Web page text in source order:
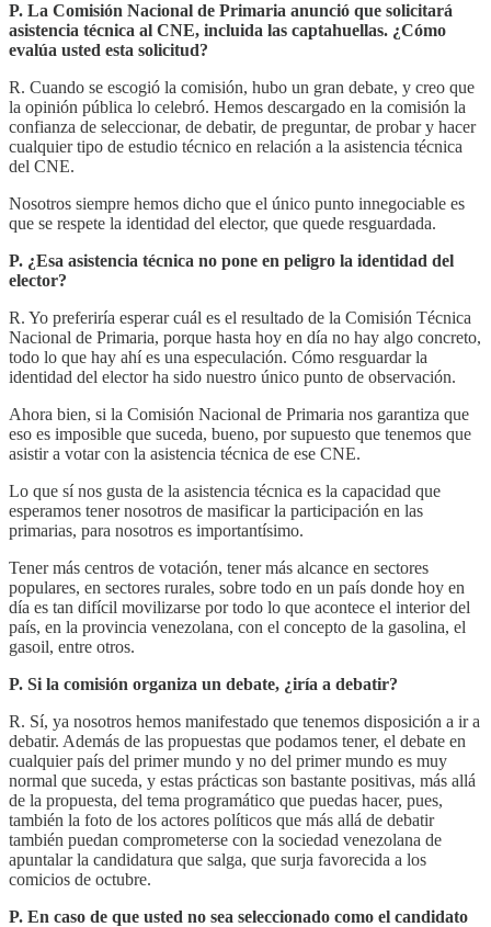
P. La Comisión Nacional de Primaria anunció que solicitará
asistencia técnica al CNE, incluida las captahuellas. ¿Cómo
evalúa usted esta solicitud?
R. Cuando se escogió la comisión, hubo un gran debate, y creo que
la opinión pública lo celebró. Hemos descargado en la comisión la
confianza de seleccionar, de debatir, de preguntar, de probar y hacer
cualquier tipo de estudio técnico en relación a la asistencia técnica
del CNE.
Nosotros siempre hemos dicho que el único punto innegociable es
que se respete la identidad del elector, que quede resguardada.
P. ¿Esa asistencia técnica no pone en peligro la identidad del
elector?
R. Yo preferiría esperar cuál es el resultado de la Comisión Técnica
Nacional de Primaria, porque hasta hoy en día no hay algo concreto,
todo lo que hay ahí es una especulación. Cómo resguardar la
identidad del elector ha sido nuestro único punto de observación.
Ahora bien, si la Comisión Nacional de Primaria nos garantiza que
eso es imposible que suceda, bueno, por supuesto que tenemos que
asistir a votar con la asistencia técnica de ese CNE.
Lo que sí nos gusta de la asistencia técnica es la capacidad que
esperamos tener nosotros de masificar la participación en las
primarias, para nosotros es importantísimo.
Tener más centros de votación, tener más alcance en sectores
populares, en sectores rurales, sobre todo en un país donde hoy en
día es tan difícil movilizarse por todo lo que acontece el interior del
país, en la provincia venezolana, con el concepto de la gasolina, el
gasoil, entre otros.
P. Si la comisión organiza un debate, ¿iría a debatir?
R. Sí, ya nosotros hemos manifestado que tenemos disposición a ir a
debatir. Además de las propuestas que podamos tener, el debate en
cualquier país del primer mundo y no del primer mundo es muy
normal que suceda, y estas prácticas son bastante positivas, más allá
de la propuesta, del tema programático que puedas hacer, pues,
también la foto de los actores políticos que más allá de debatir
también puedan comprometerse con la sociedad venezolana de
apuntalar la candidatura que salga, que surja favorecida a los
comicios de octubre.
P. En caso de que usted no sea seleccionado como el candidato